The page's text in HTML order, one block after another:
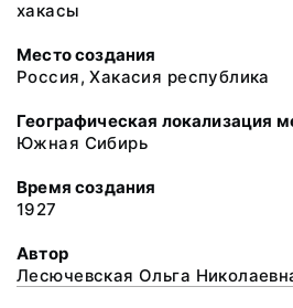
хакасы
Место создания
Россия, Хакасия республика
Географическая локализация
Южная Сибирь
Время создания
1927
Автор
Лесючевская Ольга